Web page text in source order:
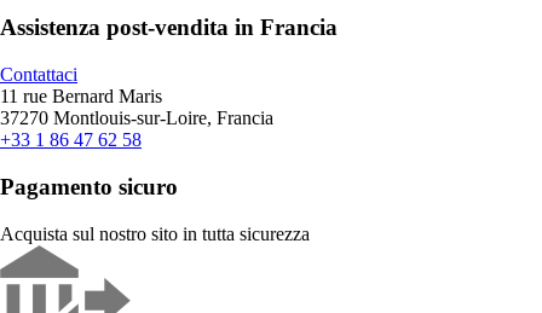
Assistenza post-vendita in Francia
Contattaci
11 rue Bernard Maris
37270 Montlouis-sur-Loire, Francia
+33 1 86 47 62 58
Pagamento sicuro
Acquista sul nostro sito in tutta sicurezza